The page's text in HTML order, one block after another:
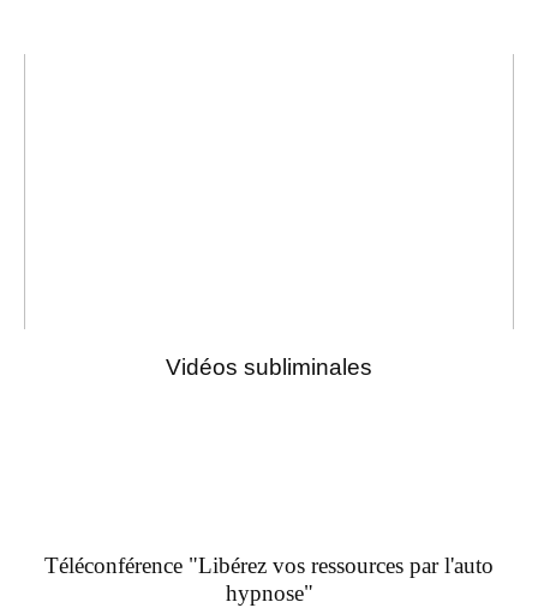
Vidéos subliminales
Téléconférence "Libérez vos ressources par l'auto
hypnose"